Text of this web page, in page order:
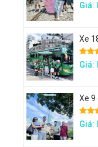
Giá:
Giá:
Giá: